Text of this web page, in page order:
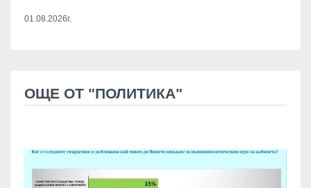
01.08.2026г.
ОЩЕ ОТ "ПОЛИТИКА"